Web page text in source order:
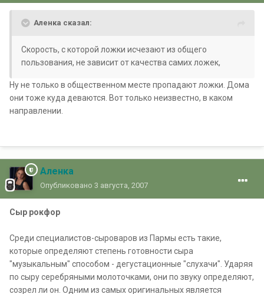
Аленка сказал:
Скорость, с которой ложки исчезают из общего
пользования, не зависит от качества самих ложек,
Ну не только в общественном месте пропадают ложки. Дома
они тоже куда деваются. Вот только неизвестно, в каком
направлении.
Аленка
Опубликовано 3 августа, 2007
Сыр рокфор
Среди специалистов-сыроваров из Пармы есть такие,
которые определяют степень готовности сыра
"музыкальным" способом - дегустационные "слухачи". Ударяя
по сыру серебряными молоточками, они по звуку определяют,
созрел ли он. Одним из самых оригинальных является